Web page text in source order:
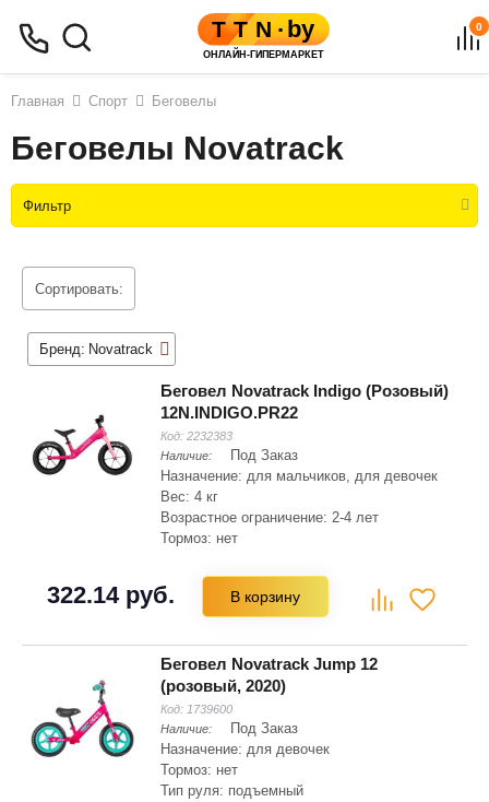
0
Главная Спорт Беговелы
Беговелы Novatrack
Фильтр
Сортировать:
Бренд: Novatrack
Беговел Novatrack Indigo (Розовый)
12N.INDIGO.PR22
Код: 2232383
Наличие:
Под Заказ
Назначение: для мальчиков, для девочек
Вес: 4 кг
Возрастное ограничение: 2-4 лет
Тормоз: нет
Тип вилки: жесткая
322.14 руб. В корзину
Беговел Novatrack Jump 12
(розовый, 2020)
Код: 1739600
Наличие:
Под Заказ
Назначение: для девочек
Тормоз: нет
Тип руля: подъемный